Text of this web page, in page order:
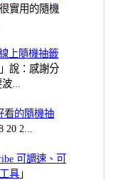
實用的隨機
上隨機抽籤
」說：感謝分
...
看的隨機抽
20 2...
可調速、可
具 」